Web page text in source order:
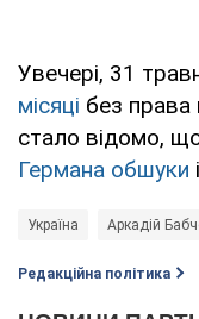
Увечері, 31
місяці без права
стало відомо,
Германа обшуки
Україна Аркадій
Редакційна політика